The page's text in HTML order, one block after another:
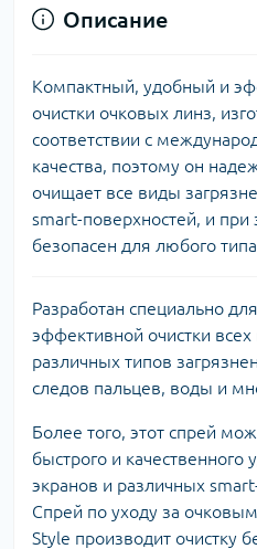
Описание
Компактный, удобный и
очистки очковых линз,
соответствии с
качества, поэтому он
очищает все виды
smart-поверхностей, и при
безопасен для любого
Разработан специально
эффективной очистки
различных типов
следов пальцев, воды и
Более того, этот спрей
быстрого и качественного
экранов и различных
Спрей по уходу за
Style производит очистку